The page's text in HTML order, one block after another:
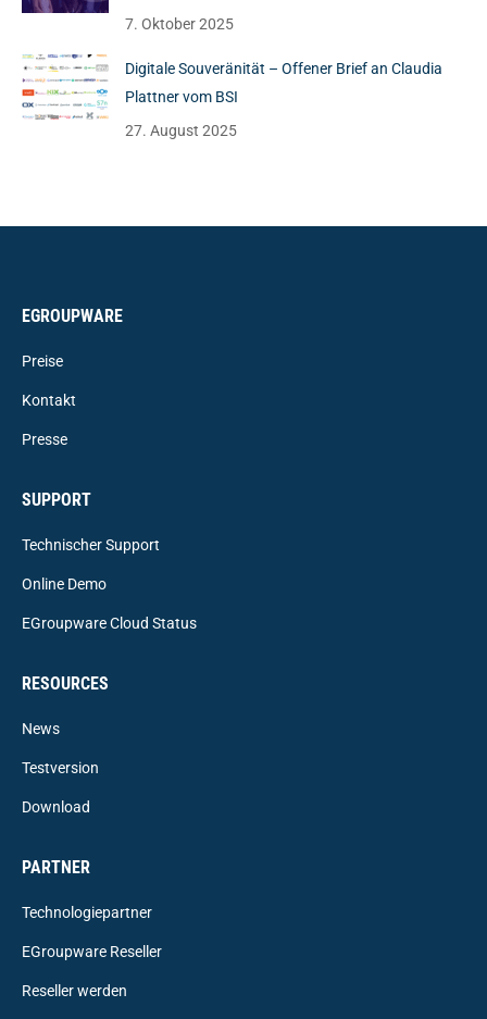
7. Oktober 2025
Digitale Souveränität – Offener Brief an Claudia
Plattner vom BSI
27. August 2025
EGROUPWARE
Preise
Kontakt
Presse
SUPPORT
Technischer Support
Online Demo
EGroupware Cloud Status
RESOURCES
News
Testversion
Download
PARTNER
Technologiepartner
EGroupware Reseller
Reseller werden